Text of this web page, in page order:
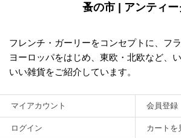
蚤の市 | アンティー
フレンチ・ガーリーをコンセプトに、フ
ヨーロッパをはじめ、東欧・北欧など、
いい雑貨をご紹介しています。
マイアカウント 会員登録
ログイン カートを